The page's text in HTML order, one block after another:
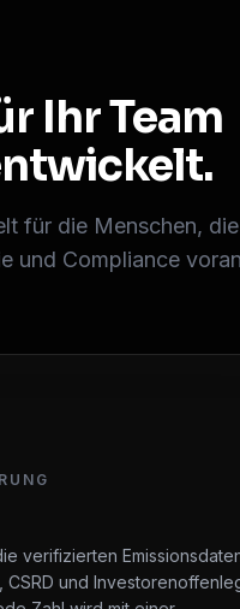
Ihr Team
für die Menschen,
und Compliance
verifizierten
CSRD und